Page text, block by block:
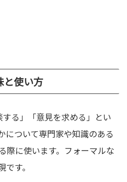
と使い方
する」「意見を求める」とい
について専門家や知識のある
際に使います。フォーマルな
す。